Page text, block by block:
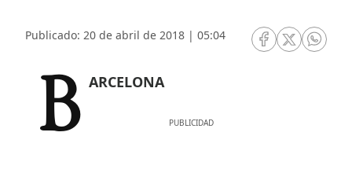
Publicado: 20 de abril de 2018 | 05:04
RRSS Facebook
RRSSRRSS
BARCELONA